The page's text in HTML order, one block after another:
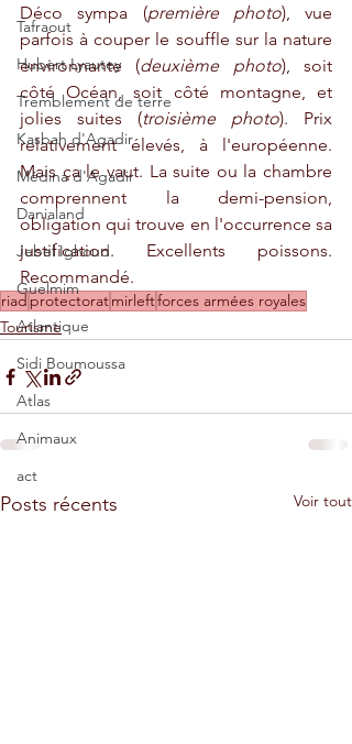
Tafraout
Hubert Lyautey
Tremblement de terre
Kasbah d'Agadir
Médina d'Agadir
Danialand
Jebel Ighoud
Guelmim
Atlantique
Sidi Boumoussa
Atlas
Animaux
act
Déco sympa (première photo), vue
parfois à couper le souffle sur la nature
environnante (deuxième photo), soit
côté Océan, soit côté montagne, et
jolies suites (troisième photo). Prix
relativement élevés, à l'européenne.
Mais ça le vaut. La suite ou la chambre
comprennent la demi-pension,
obligation qui trouve en l'occurrence sa
justification. Excellents poissons.
Recommandé.
riadprotectoratmirleftforces armées royales
Tourisme
Posts récents Voir tout